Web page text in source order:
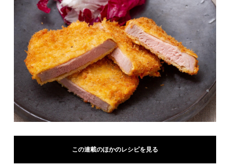
この連載のほかのレシピを見る